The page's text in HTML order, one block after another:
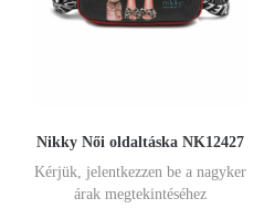
Nikky Női oldaltáska NK12427
Kérjük, jelentkezzen be a nagyker
árak megtekintéséhez